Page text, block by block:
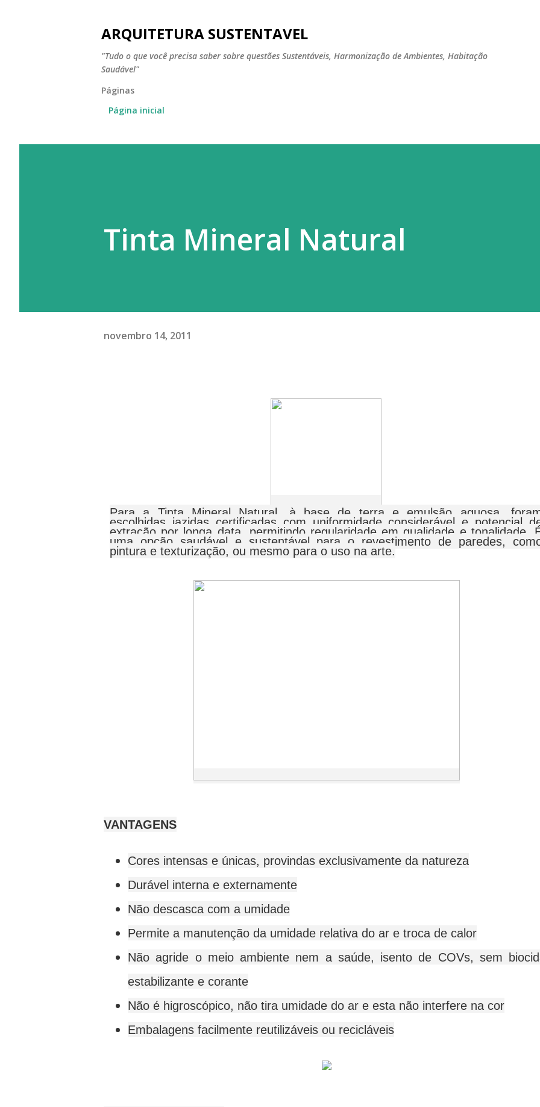
ARQUITETURA SUSTENTAVEL
"Tudo o que você precisa saber sobre questões Sustentáveis, Harmonização de Ambientes, Habitação
Saudável"
Páginas
Página inicial
Tinta Mineral Natural
novembro 14, 2011
Para a Tinta Mineral Natural, à base de terra e emulsão aquosa,
escolhidas jazidas certificadas com uniformidade considerável e potencial
extração por longa data, permitindo regularidade em qualidade e tonalidade.
uma opção saudável e sustentável para o revestimento de paredes,
pintura e texturização, ou mesmo para o uso na arte.
VANTAGENS
Cores intensas e únicas, provindas exclusivamente da natureza
Durável interna e externamente
Não descasca com a umidade
Permite a manutenção da umidade relativa do ar e troca de calor
Não agride o meio ambiente nem a saúde, isento de COVs, sem
estabilizante e corante
Não é higroscópico, não tira umidade do ar e esta não interfere na cor
Embalagens facilmente reutilizáveis ou recicláveis